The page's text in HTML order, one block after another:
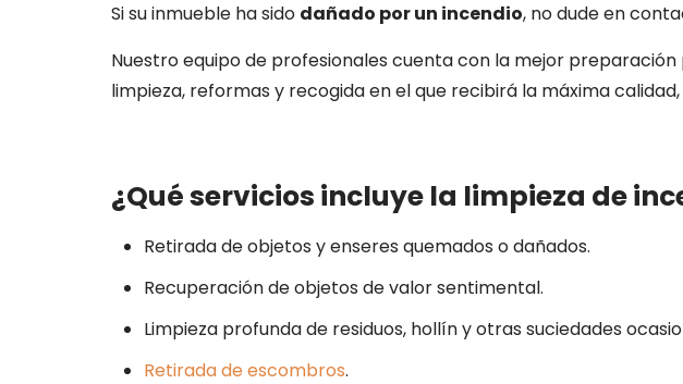
Si su inmueble ha sido dañado por un incendio, no dude en
Nuestro equipo de profesionales cuenta con la mejor
limpieza, reformas y recogida en el que recibirá la máxima
¿Qué servicios incluye la limpieza de
Retirada de objetos y enseres quemados o dañados.
Recuperación de objetos de valor sentimental.
Limpieza profunda de residuos, hollín y otras suciedades
Retirada de escombros.